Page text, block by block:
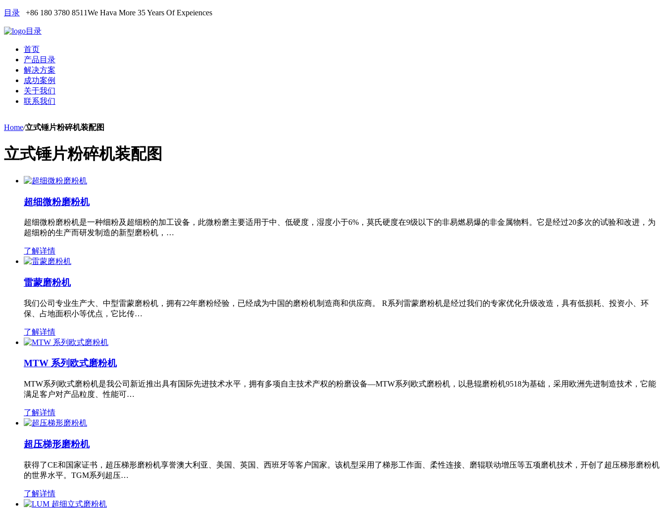
目录 +86 180 3780 8511We Hava More 35 Years Of Expeiences
目录
首页
产品目录
解决方案
成功案例
关于我们
联系我们
Home/立式锤片粉碎机装配图
立式锤片粉碎机装配图
超细微粉磨粉机
超细微粉磨粉机是一种细粉及超细粉的加工设备，此微粉磨主要适用于中、低硬度，湿度小于6%，莫氏硬度在9级以下的非易燃易爆的非金属物料。它是经过20多次的试验和改进，为
超细粉的生产而研发制造的新型磨粉机，…
了解详情
雷蒙磨粉机
我们公司专业生产大、中型雷蒙磨粉机，拥有22年磨粉经验，已经成为中国的磨粉机制造商和供应商。 R系列雷蒙磨粉机是经过我们的专家优化升级改造，具有低损耗、投资小、环
保、占地面积小等优点，它比传…
了解详情
MTW 系列欧式磨粉机
MTW系列欧式磨粉机是我公司新近推出具有国际先进技术水平，拥有多项自主技术产权的粉磨设备—MTW系列欧式磨粉机，以悬辊磨粉机9518为基础，采用欧洲先进制造技术，它能
满足客户对产品粒度、性能可…
了解详情
超压梯形磨粉机
获得了CE和国家证书，超压梯形磨粉机享誉澳大利亚、美国、英国、西班牙等客户国家。该机型采用了梯形工作面、柔性连接、磨辊联动增压等五项磨机技术，开创了超压梯形磨粉机
的世界水平。TGM系列超压…
了解详情